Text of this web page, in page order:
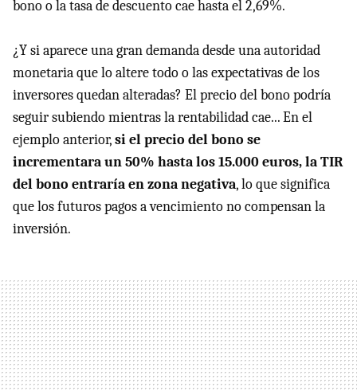
bono o la tasa de descuento cae hasta el 2,69%.
¿Y si aparece una gran demanda desde una autoridad
monetaria que lo altere todo o las expectativas de los
inversores quedan alteradas? El precio del bono podría
seguir subiendo mientras la rentabilidad cae... En el
ejemplo anterior,si el precio del bono se
incrementara un 50% hasta los 15.000 euros, la TIR
del bono entraría en zona negativa, lo que significa
que los futuros pagos a vencimiento no compensan la
inversión.